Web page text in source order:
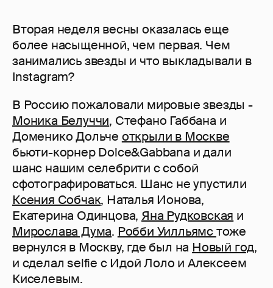
Вторая неделя весны оказалась еще
более насыщенной, чем первая. Чем
занимались звезды и что выкладывали в
Instagram?
В Россию пожаловали мировые звезды -
Моника Белуччи, Стефано Габбана и
Доменико Дольче открыли в Москве
бьюти-корнер Dolce&Gabbana и дали
шанс нашим селебрити с собой
сфотографироваться. Шанс не упустили
Ксения Собчак, Наталья Ионова,
Екатерина Одинцова, Яна Рудковская и
Мирослава Дума. Робби Уилльямстоже
вернулся в Москву, где был на Новый год,
и сделал selfie с Идой Лоло и Алексеем
Киселевым.